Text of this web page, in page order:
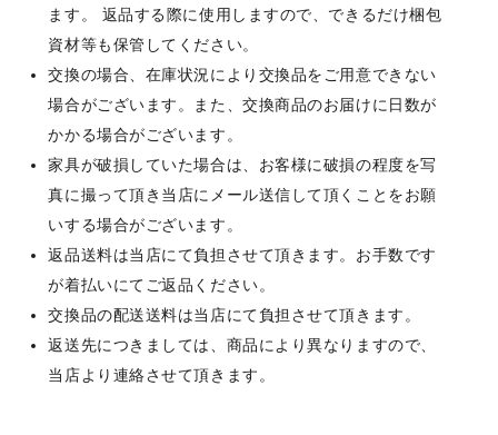
ます。 返品する際に使用しますので、できるだけ梱包
資材等も保管してください。
交換の場合、在庫状況により交換品をご用意できない
場合がございます。また、交換商品のお届けに日数が
かかる場合がございます。
家具が破損していた場合は、お客様に破損の程度を写
真に撮って頂き当店にメール送信して頂くことをお願
いする場合がございます。
返品送料は当店にて負担させて頂きます。お手数です
が着払いにてご返品ください。
交換品の配送送料は当店にて負担させて頂きます。
返送先につきましては、商品により異なりますので、
当店より連絡させて頂きます。